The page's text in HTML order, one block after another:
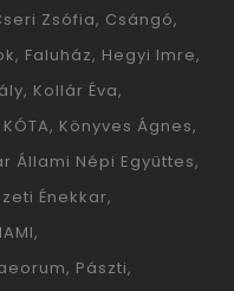
Zsófia Csángó
Faluház Hegyi Imre
Kollár Éva
KÓTA Könyves Ágnes
Állami Népi Együttes
Énekkar
Pászti